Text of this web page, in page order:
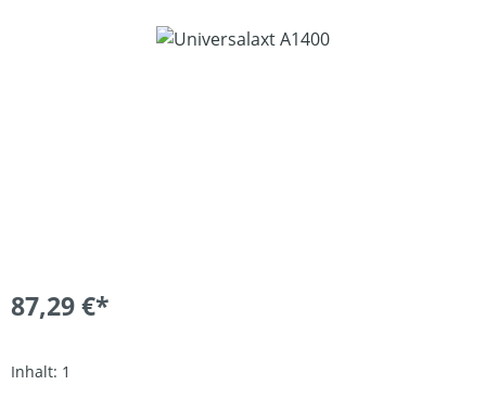
Bildergalerie überspringen
87,29 €*
Inhalt: 1